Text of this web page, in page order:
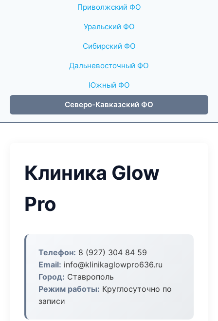
Приволжский ФО
Уральский ФО
Сибирский ФО
Дальневосточный ФО
Южный ФО
Северо-Кавказский ФО
Клиника Glow
Pro
Телефон: 8 (927) 304 84 59
Email: info@klinikaglowpro636.ru
Город: Ставрополь
Режим работы: Круглосуточно по
записи